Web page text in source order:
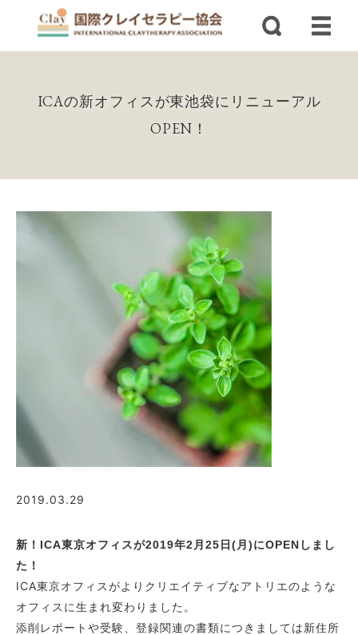
ICAの新オフィスが東池袋にリニューアル
OPEN！
2019.03.29
新！ICA東京オフィスが2019年2月25日(月)にOPENしまし
た！
ICA東京オフィスがよりクリエイティブなアトリエのような
オフィスに生まれ変わりました。
添削レポートや受験、登録関連の書類につきましては新住所